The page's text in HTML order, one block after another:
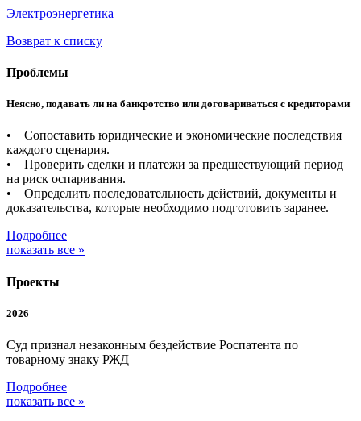
Электроэнергетика
Возврат к списку
Проблемы
Неясно, подавать ли на банкротство или договариваться с кредиторами
• Сопоставить юридические и экономические последствия
каждого сценария.
• Проверить сделки и платежи за предшествующий период
на риск оспаривания.
• Определить последовательность действий, документы и
доказательства, которые необходимо подготовить заранее.
Подробнее
показать все »
Проекты
2026
Суд признал незаконным бездействие Роспатента по
товарному знаку РЖД
Подробнее
показать все »